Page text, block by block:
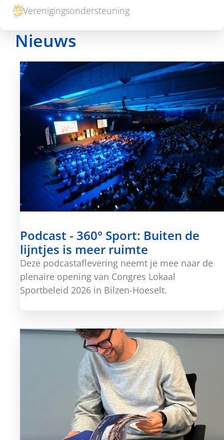
Verenigingsondersteuning
Nieuws
Podcast - 360° Sport: Buiten de
lijntjes is meer ruimte
Deze podcastaflevering neemt je mee naar de
plenaire opening van Congres Lokaal
Sportbeleid 2026 in Bilzen-Hoeselt.